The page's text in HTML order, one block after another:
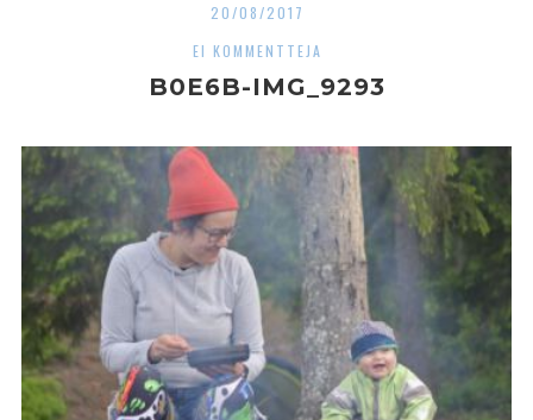
20/08/2017
EI KOMMENTTEJA
B0E6B-IMG_9293